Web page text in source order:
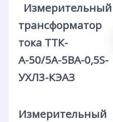
Измерительный
трансформатор
тока ТТК-
А-50/5А-5ВА-0,5S-
УХЛ3-КЭАЗ
Измерительный